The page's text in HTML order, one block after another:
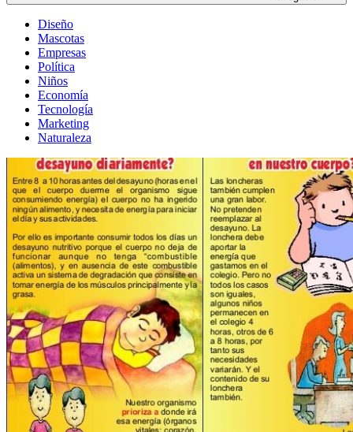
Diseño
Mascotas
Empresas
Política
Niños
Economía
Tecnología
Marketing
Naturaleza